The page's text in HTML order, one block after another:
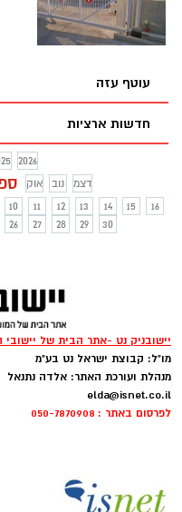
עוטף עזה
חדשות ארציות
2026
אוק נוב
דצמ
10 11 12 13 14 15 16
26 27 28 29 30
יישובניק נט -אתר הבית של יישובי
מו"ל: קבוצת ישראל נט בע"מ
מנהלת ועורכת האתר: אלדה נתנאל
elda@isnet.co.il
לפרסום באתר : 050-7870908